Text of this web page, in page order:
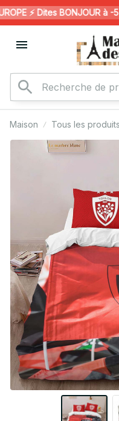
⚡️ Dites BONJOUR à -
Maison Tous les produits